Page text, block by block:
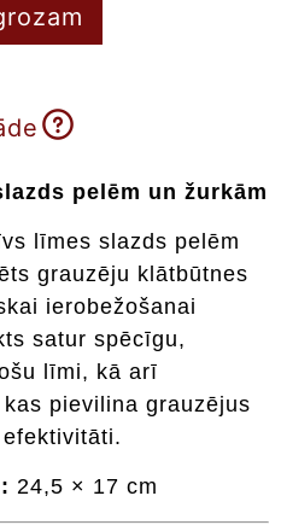
pelēm un žurkām
līmes slazds pelēm
grauzēju klātbūtnes
ierobežošanai
satur spēcīgu,
līmi, kā arī
pievilina grauzējus
24,5 × 17 cm